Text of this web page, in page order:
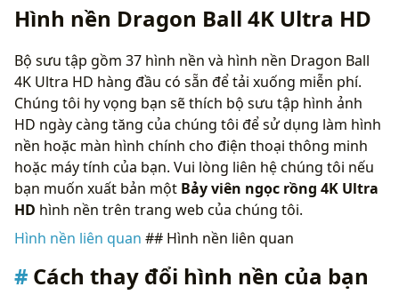
Hình nền Dragon Ball 4K Ultra HD
Bộ sưu tập gồm 37 hình nền và hình nền Dragon Ball
4K Ultra HD hàng đầu có sẵn để tải xuống miễn phí.
Chúng tôi hy vọng bạn sẽ thích bộ sưu tập hình ảnh
HD ngày càng tăng của chúng tôi để sử dụng làm hình
nền hoặc màn hình chính cho điện thoại thông minh
hoặc máy tính của bạn. Vui lòng liên hệ chúng tôi nếu
bạn muốn xuất bản một Bảy viên ngọc rồng 4K Ultra
HD hình nền trên trang web của chúng tôi.
Hình nền liên quan ## Hình nền liên quan
Cách thay đổi hình nền của bạn